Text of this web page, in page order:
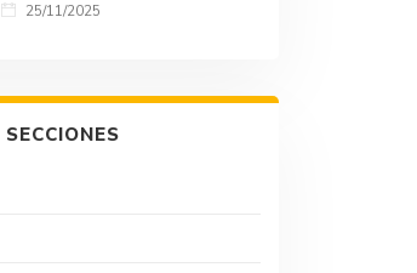
25/11/2025
SECCIONES